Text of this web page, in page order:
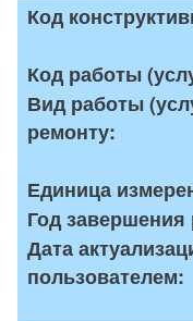
Код
Код работы
Вид работы
ремонту:
Единица
Год завершения
Дата
пользователем: